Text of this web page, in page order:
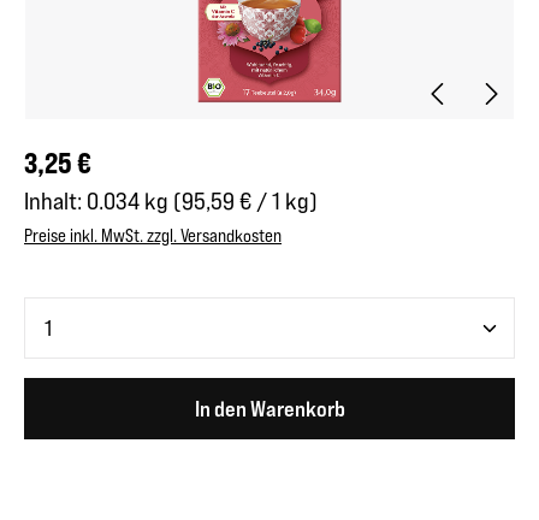
Regulärer Preis:
3,25 €
Inhalt: 0.034 kg (95,59 € / 1 kg)
Preise inkl. MwSt. zzgl. Versandkosten
In den Warenkorb